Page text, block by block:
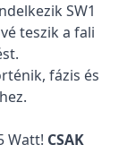
SW1
teszik a fali
fázis és
Watt! CSAK